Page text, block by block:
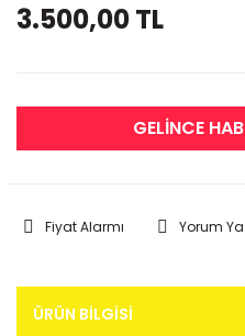
3.500,00 TL
GELİNCE
Fiyat Alarmı Yorum
ÜRÜN BILGISI